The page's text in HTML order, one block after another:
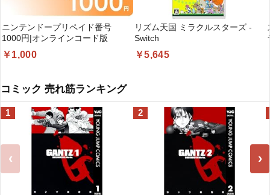
ニンテンドープリペイド番号
1000円|オンラインコード版
￥1,000
リズム天国 ミラクルスターズ -
Switch
￥5,645
コミック 売れ筋ランキング
‹
1 2
›